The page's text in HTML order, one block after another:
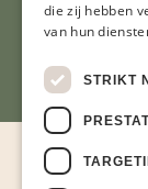
die zij hebben
van hun
STRIKT